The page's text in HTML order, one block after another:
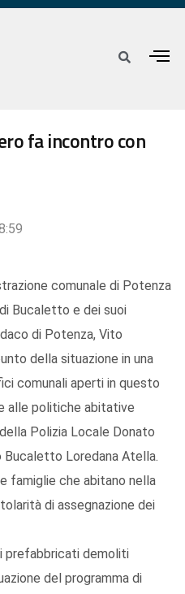
fa incontro con
comunale di Potenza
Bucaletto e dei suoi
di Potenza, Vito
della situazione in una
comunali aperti in questo
alle politiche abitative
Polizia Locale Donato
Bucaletto Loredana Atella.
famiglie che abitano nella
di assegnazione dei
prefabbricati demoliti
del programma di